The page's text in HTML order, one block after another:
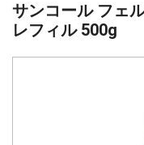
サンコール フェ
レフィル 500g